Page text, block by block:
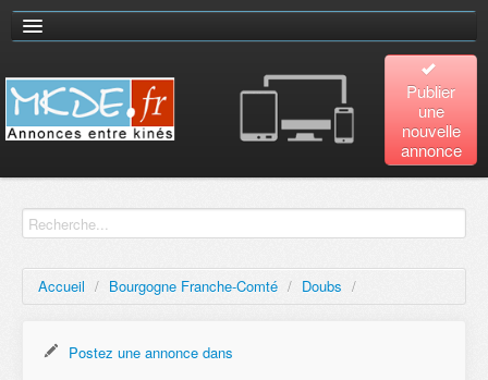
Publier
une
nouvelle
annonce
Accueil / Bourgogne Franche-Comté / Doubs /
Postez une annonce dans